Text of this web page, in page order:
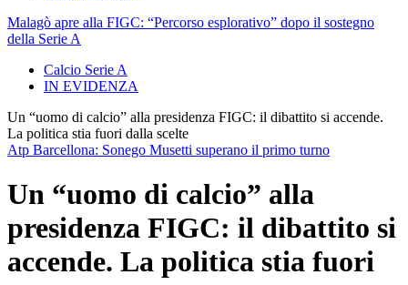
Malagò apre alla FIGC: “Percorso esplorativo” dopo il sostegno
della Serie A
Calcio Serie A
IN EVIDENZA
Un “uomo di calcio” alla presidenza FIGC: il dibattito si accende.
La politica stia fuori dalla scelte
Atp Barcellona: Sonego Musetti superano il primo turno
Un “uomo di calcio” alla
presidenza FIGC: il dibattito si
accende. La politica stia fuori